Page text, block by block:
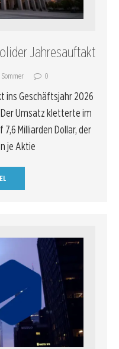
Jahresauftakt
Sommer 0
ins Geschäftsjahr 2026
Umsatz kletterte im
Milliarden Dollar, der
je Aktie